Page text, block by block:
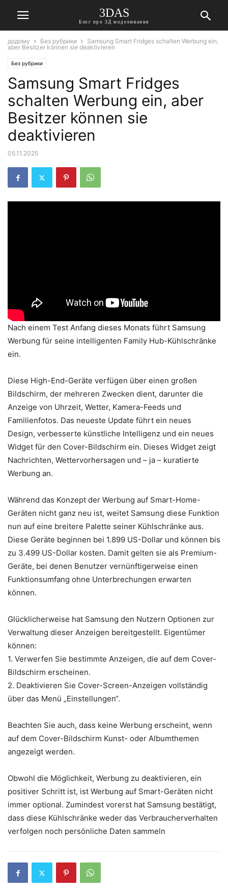
3DAS
Блог про 3Д моделювання
додому Без рубрики
Samsung Smart Fridges schalten Werbung ein,
aber Besitzer können sie deaktivieren
Без рубрики
Samsung Smart Fridges
schalten Werbung ein, aber
Besitzer können sie
deaktivieren
05.11.2025
Nach einem Test Anfang dieses Monats führt Samsung
Werbung für seine intelligenten Family Hub-Kühlschränke
ein.
Diese High-End-Geräte verfügen über einen großen
Bildschirm, der mehreren Zwecken dient, darunter die
Anzeige von Uhrzeit, Wetter, Kamera-Feeds und
Familienfotos. Das neueste Update führt ein neues
Design, verbesserte künstliche Intelligenz und ein neues
Widget für den Cover-Bildschirm ein. Dieses Widget zeigt
Nachrichten, Wettervorhersagen und – ja – kuratierte
Werbung an.
Während das Konzept der Werbung auf Smart-Home-
Geräten nicht ganz neu ist, weitet Samsung diese Funktion
nun auf eine breitere Palette seiner Kühlschränke aus.
Diese Geräte beginnen bei 1.899 US-Dollar und können bis
zu 3.499 US-Dollar kosten. Damit gelten sie als Premium-
Geräte, bei denen Benutzer vernünftigerweise einen
Funktionsumfang ohne Unterbrechungen erwarten
können.
Glücklicherweise hat Samsung den Nutzern Optionen zur
Verwaltung dieser Anzeigen bereitgestellt. Eigentümer
können:
1. Verwerfen Sie bestimmte Anzeigen, die auf dem Cover-
Bildschirm erscheinen.
2. Deaktivieren Sie Cover-Screen-Anzeigen vollständig
über das Menü „Einstellungen“.
Beachten Sie auch, dass keine Werbung erscheint, wenn
auf dem Cover-Bildschirm Kunst- oder Albumthemen
angezeigt werden.
Obwohl die Möglichkeit, Werbung zu deaktivieren, ein
positiver Schritt ist, ist Werbung auf Smart-Geräten nicht
immer optional. Zumindest vorerst hat Samsung bestätigt,
dass diese Kühlschränke weder das Verbraucherverhalten
verfolgen noch persönliche Daten sammeln